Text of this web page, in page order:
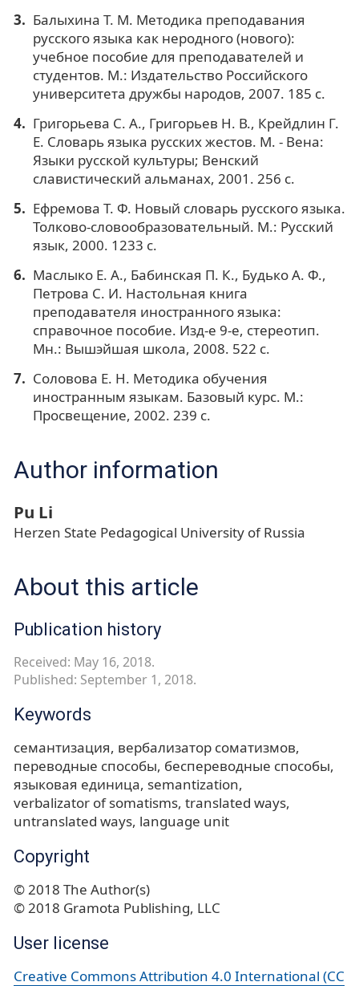
Балыхина Т. М. Методика преподавания
русского языка как неродного (нового):
учебное пособие для преподавателей и
студентов. М.: Издательство Российского
университета дружбы народов, 2007. 185 с.
Григорьева С. А., Григорьев Н. В., Крейдлин Г.
Е. Словарь языка русских жестов. М. - Вена:
Языки русской культуры; Венский
славистический альманах, 2001. 256 с.
Ефремова Т. Ф. Новый словарь русского языка.
Толково-словообразовательный. М.: Русский
язык, 2000. 1233 с.
Маслыко Е. А., Бабинская П. К., Будько А. Ф.,
Петрова С. И. Настольная книга
преподавателя иностранного языка:
справочное пособие. Изд-е 9-е, стереотип.
Мн.: Вышэйшая школа, 2008. 522 с.
Соловова Е. Н. Методика обучения
иностранным языкам. Базовый курс. М.:
Просвещение, 2002. 239 с.
Author information
Pu Li
Herzen State Pedagogical University of Russia
About this article
Publication history
Received: May 16, 2018.
Published: September 1, 2018.
Keywords
семантизация вербализатор соматизмов
переводные способы беспереводные способы
языковая единица semantization
verbalizator of somatisms translated ways
untranslated ways language unit
Copyright
© 2018 The Author(s)
© 2018 Gramota Publishing, LLC
User license
Creative Commons Attribution 4.0 International (CC